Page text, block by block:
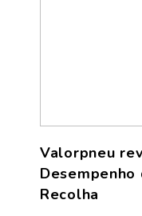
Valorpneu
Recolha